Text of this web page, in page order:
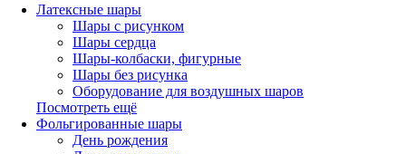
Латексные шары
Шары с рисунком
Шары сердца
Шары-колбаски, фигурные
Шары без рисунка
Оборудование для воздушных шаров
Посмотреть ещё
Фольгированные шары
День рождения